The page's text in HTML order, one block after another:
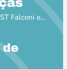
Falconi e